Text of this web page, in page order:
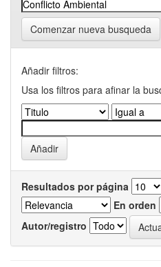
Comenzar nueva busqueda
Añadir filtros:
Usa los filtros para afinar la
Resultados por página
En orden
Autor/registro